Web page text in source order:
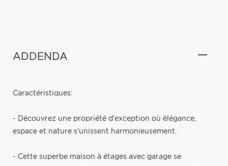
ADDENDA
Caractéristiques:
- Découvrez une propriété d'exception où élégance,
espace et nature s'unissent harmonieusement.
- Cette superbe maison à étages avec garage se